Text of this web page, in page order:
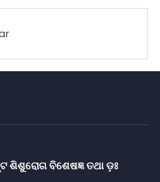
ଶିଶୁରୋଗ ବିଶେଷଜ୍ଞ ତଥା ଡ଼ଃ